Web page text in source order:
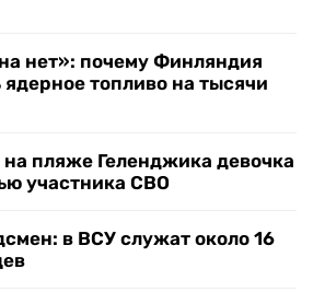
нет»: почему Финляндия
топливо на тысячи
пляже Геленджика девочка
участника СВО
в ВСУ служат около 16